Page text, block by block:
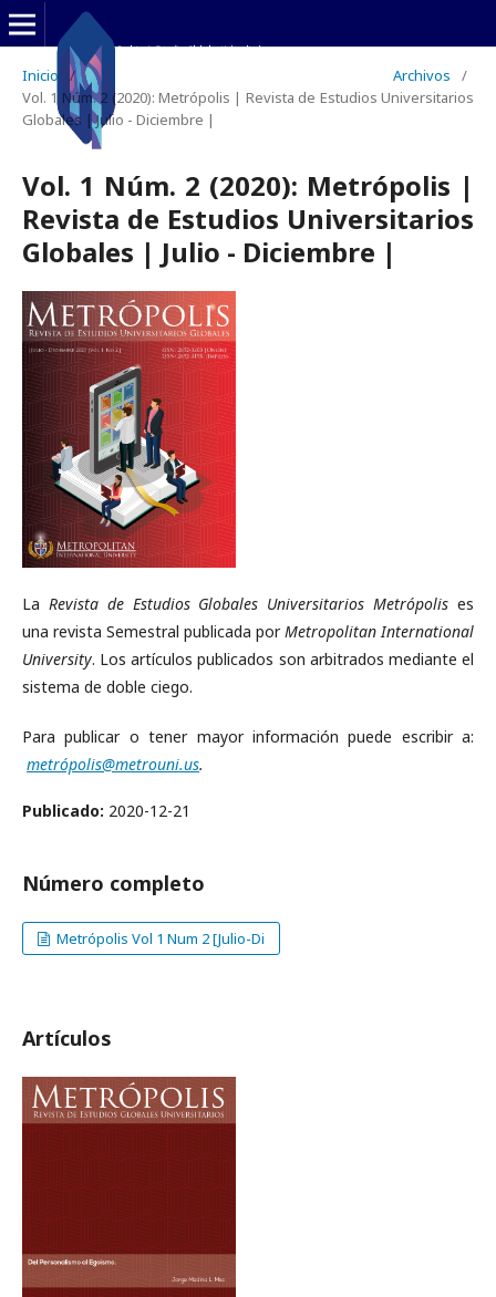
Inicio / Archivos
/
Vol. 1 Núm. 2 (2020): Metrópolis | Revista de Estudios Universitarios
Globales | Julio - Diciembre |
Vol. 1 Núm. 2 (2020): Metrópolis |
Revista de Estudios Universitarios
Globales | Julio - Diciembre |
La Revista de Estudios Globales Universitarios Metrópolises
una revista Semestral publicada porMetropolitan International
University. Los artículos publicados son arbitrados mediante el
sistema de doble ciego.
Para publicar o tener mayor información puede escribir a:
metrópolis@metrouni.us.
Publicado: 2020-12-21
Número completo
Metrópolis Vol 1 Num 2 [Julio-Di
Artículos